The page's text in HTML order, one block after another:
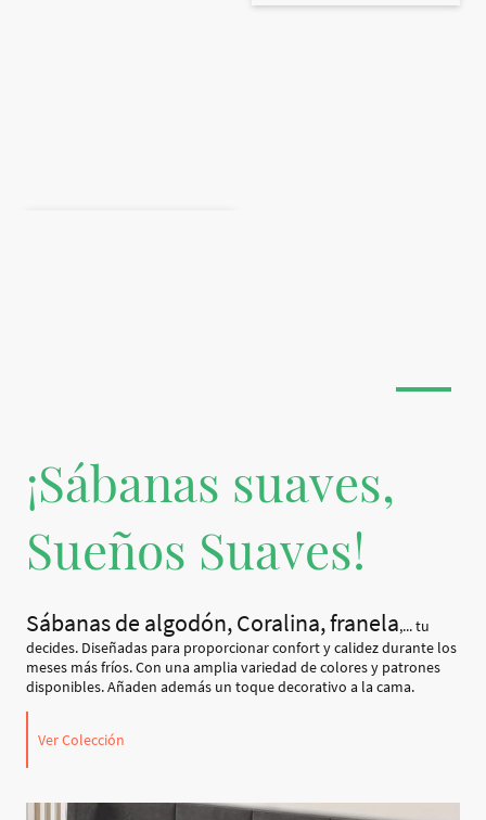
¡Sábanas suaves,
Sueños Suaves!
Sábanas de algodón, Coralina, franela,... tu
decides. Diseñadas para proporcionar confort y calidez durante los
meses más fríos. Con una amplia variedad de colores y patrones
disponibles. Añaden además un toque decorativo a la cama.
Ver Colección